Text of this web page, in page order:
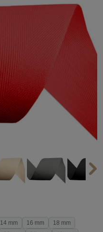
14 mm 16 mm
18 mm